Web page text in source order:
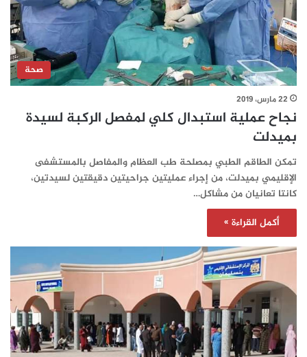
صحة
22 مارس، 2019
نجاح عملية استبدال كلي لمفصل الركبة لسيدة
بميدلت
تمكن الطاقم الطبي بمصلحة طب العظام والمفاصل بالمستشفى
الإقليمي بميدلت، من إجراء عمليتين جراحيتين دقيقتين لسيدتين،
كانتا تعانيان من مشاكل…
أكمل القراءة »